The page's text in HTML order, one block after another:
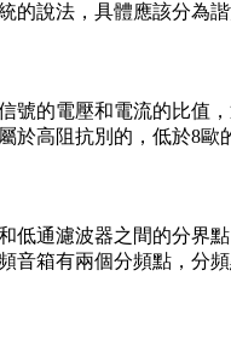
法，具體應該分為諧
的電壓和電流的比值
高阻抗別的，低於8歐
低通濾波器之間的分界點
三分頻音箱有兩個分頻點